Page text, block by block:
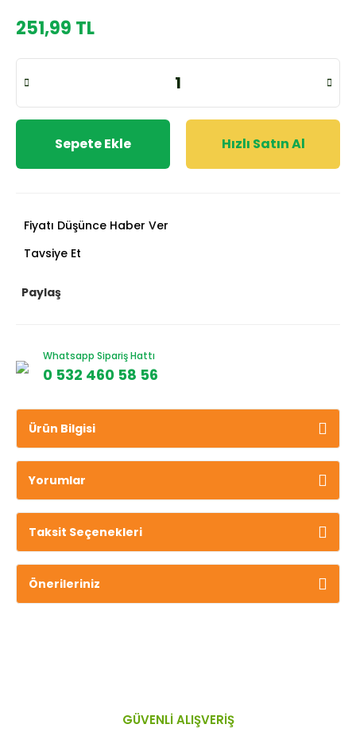
251,99 TL
Sepete Ekle Hızlı Satın Al
Fiyatı Düşünce Haber Ver
Tavsiye Et
Paylaş
Whatsapp Sipariş Hattı
0 532 460 58 56
Ürün Bilgisi
Yorumlar
Taksit Seçenekleri
Önerileriniz
GÜVENLİ ALIŞVERİŞ